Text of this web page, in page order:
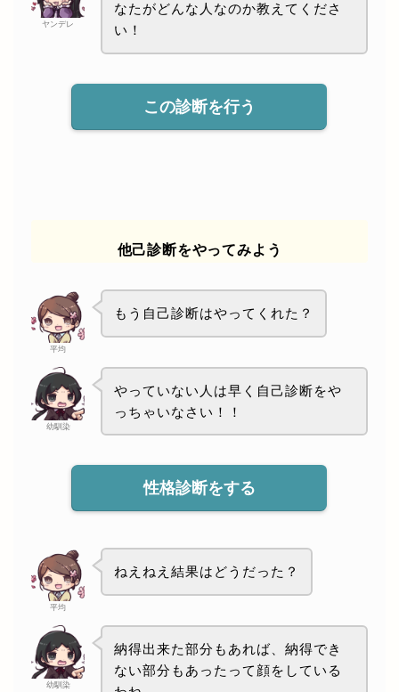
ヤンデレ
なたがどんな人なのか教えてくださ
い！
この診断を行う
他己診断をやってみよう
平均
もう自己診断はやってくれた？
幼馴染
やっていない人は早く自己診断をや
っちゃいなさい！！
性格診断をする
平均
ねえねえ結果はどうだった？
幼馴染
納得出来た部分もあれば、納得でき
ない部分もあったって顔をしている